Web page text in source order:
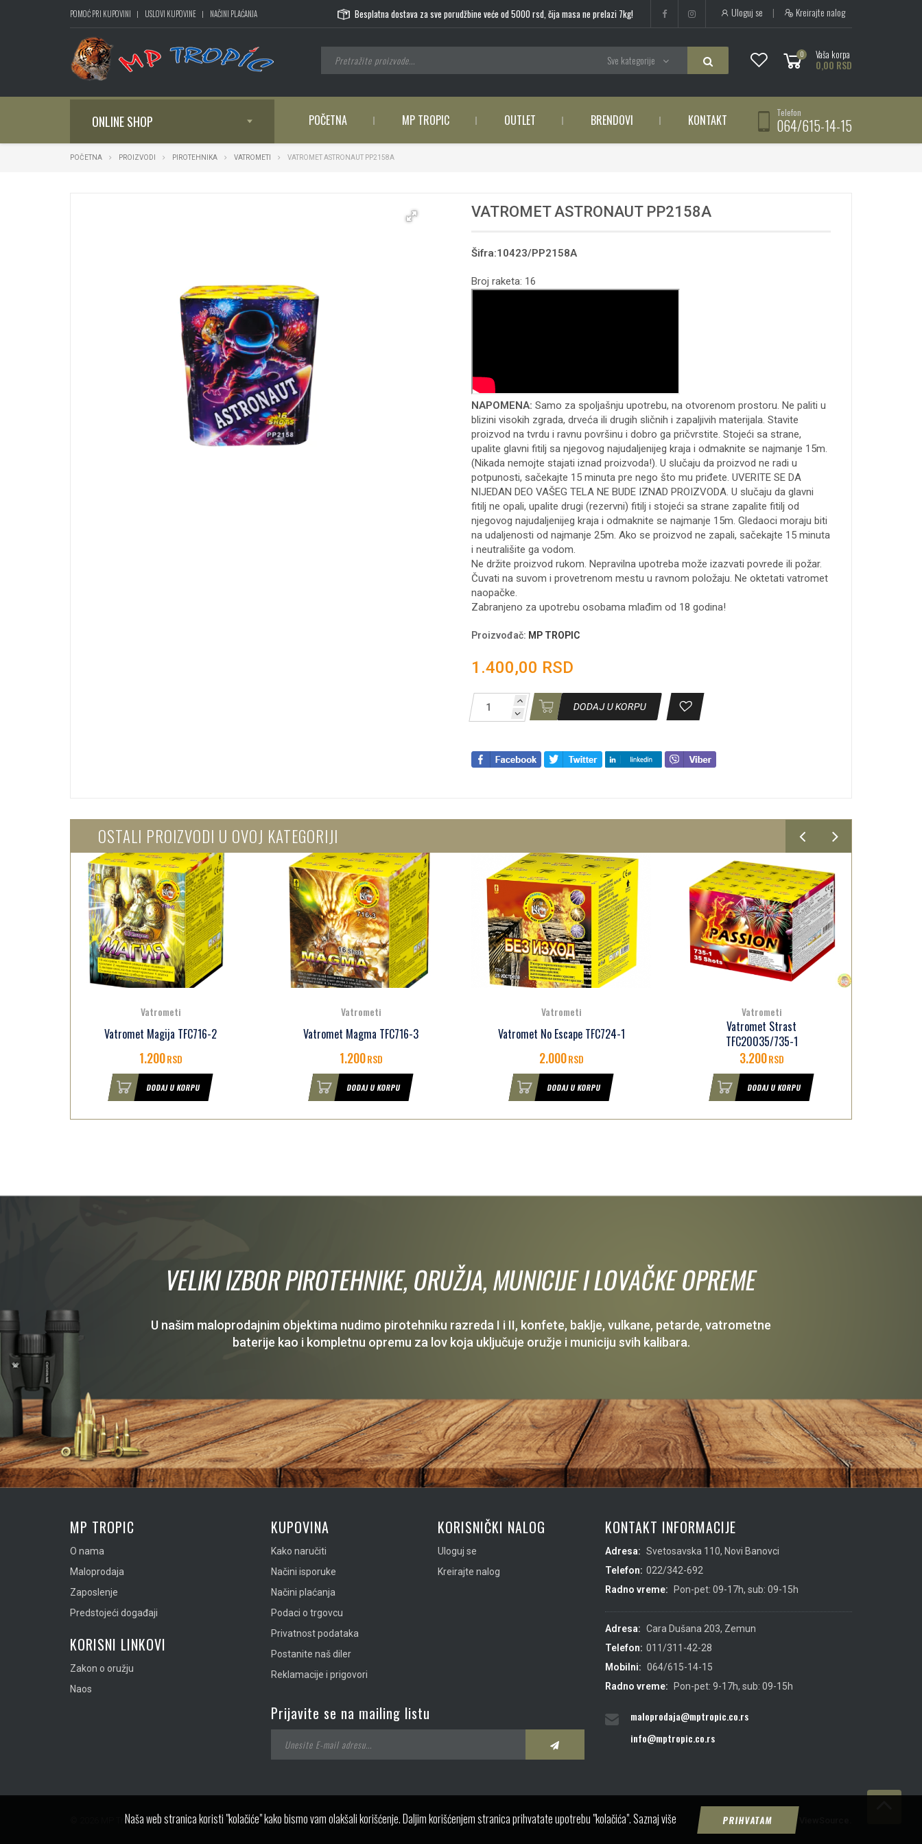
POMOĆ PRI KUPOVINI USLOVI KUPOVINE NAČINI PLAĆANJA Besplatna dostava za sve porudžbine veće od 5000 rsd, čija masa ne prelazi 7kg! Uloguj se | Kreirajte nalog
0 Vaša korpa
0,00 RSD
Sve kategorije
ONLINE SHOP POČETNA MP TROPIC OUTLET BRENDOVI KONTAKT Telefon
064/615-14-15
POČETNA PROIZVODI PIROTEHNIKA VATROMETI VATROMET ASTRONAUT PP2158A
VATROMET ASTRONAUT PP2158A
Šifra:10423/PP2158A
Broj raketa: 16
NAPOMENA: Samo za spoljašnju upotrebu, na otvorenom prostoru. Ne paliti u
blizini visokih zgrada, drveća ili drugih sličnih i zapaljivih materijala. Stavite
proizvod na tvrdu i ravnu površinu i dobro ga pričvrstite. Stojeći sa strane,
upalite glavni fitilj sa njegovog najudaljenijeg kraja i odmaknite se najmanje 15m.
(Nikada nemojte stajati iznad proizvoda!). U slučaju da proizvod ne radi u
potpunosti, sačekajte 15 minuta pre nego što mu priđete. UVERITE SE DA
NIJEDAN DEO VAŠEG TELA NE BUDE IZNAD PROIZVODA. U slučaju da glavni
fitilj ne opali, upalite drugi (rezervni) fitilj i stojeći sa strane zapalite fitilj od
njegovog najudaljenijeg kraja i odmaknite se najmanje 15m. Gledaoci moraju biti
na udaljenosti od najmanje 25m. Ako se proizvod ne zapali, sačekajte 15 minuta
i neutrališite ga vodom.
Ne držite proizvod rukom. Nepravilna upotreba može izazvati povrede ili požar.
Čuvati na suvom i provetrenom mestu u ravnom položaju. Ne oktetati vatromet
naopačke.
Zabranjeno za upotrebu osobama mlađim od 18 godina!
Proizvođač: MP TROPIC
1.400,00 RSD
DODAJ U KORPU
OSTALI PROIZVODI U OVOJ KATEGORIJI
Vatrometi
Vatromet Magija TFC716-2
1.200RSD
DODAJ U KORPU
Vatrometi
Vatromet Magma TFC716-3
1.200RSD
DODAJ U KORPU
Vatrometi
Vatromet No Escape TFC724-1
2.000RSD
DODAJ U KORPU
Vatrometi
Vatromet Strast
TFC20035/735-1
3.200RSD
DODAJ U KORPU
VELIKI IZBOR PIROTEHNIKE, ORUŽJA, MUNICIJE I LOVAČKE OPREME
U našim maloprodajnim objektima nudimo pirotehniku razreda I i II, konfete, baklje, vulkane, petarde, vatrometne
baterije kao i kompletnu opremu za lov koja uključuje oružje i municiju svih kalibara.
MP TROPIC
O nama
Maloprodaja
Zaposlenje
Predstojeći događaji
KORISNI LINKOVI
Zakon o oružju
Naos
KUPOVINA
Kako naručiti
Načini isporuke
Načini plaćanja
Podaci o trgovcu
Privatnost podataka
Postanite naš diler
Reklamacije i prigovori
KORISNIČKI NALOG
Uloguj se
Kreirajte nalog
Prijavite se na mailing listu
KONTAKT INFORMACIJE
Adresa: Svetosavska 110, Novi Banovci
Telefon: 022/342-692
Radno vreme:
Pon-pet: 09-17h, sub: 09-15h
Adresa: Cara Dušana 203, Zemun
Telefon: 011/311-42-28
Mobilni: 064/615-14-15
Radno vreme:
Pon-pet: 9-17h, sub: 09-15h
maloprodaja@mptropic.co.rs
info@mptropic.co.rs
© 2026 MP Tropic doo. Sva prava zadržana. Created by &
Naša web stranica koristi "kolačiće" kako bismo vam olakšali korišćenje. Daljim korišćenjem stranica prihvatate upotrebu "kolačića".Saznaj više PRIHVATAM